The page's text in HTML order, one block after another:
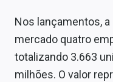
Nos lançamentos,
mercado quatro
totalizando 3.663
milhões. O valor